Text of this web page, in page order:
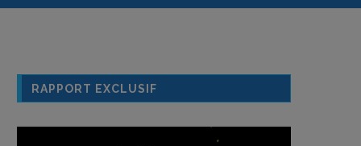
RAPPORT EXCLUSIF